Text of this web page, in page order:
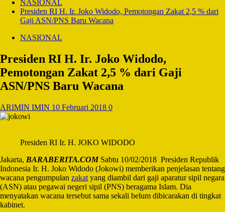
NASIONAL
Presiden RI H. Ir. Joko Widodo, Pemotongan Zakat 2,5 % dari
Gaji ASN/PNS Baru Wacana
NASIONAL
Presiden RI H. Ir. Joko Widodo,
Pemotongan Zakat 2,5 % dari Gaji
ASN/PNS Baru Wacana
ARIMIN IMIN 10 Februari 2018 0
Presiden RI Ir. H. JOKO WIDODO
Jakarta, BARABERITA.COMSabtu 10/02/2018 Presiden Republik
Indonesia Ir. H. Joko Widodo (Jokowi) memberikan penjelasan tentang
wacana pengumpulan zakat yang diambil dari gaji aparatur sipil negara
(ASN) atau pegawai negeri sipil (PNS) beragama Islam. Dia
menyatakan wacana tersebut sama sekali belum dibicarakan di tingkat
kabinet.